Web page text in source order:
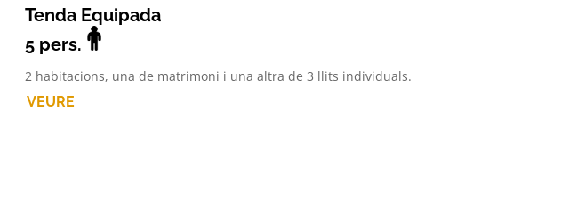
Tenda Equipada
5 pers.
2 habitacions, una de matrimoni i una altra de 3 llits individuals.
VEURE